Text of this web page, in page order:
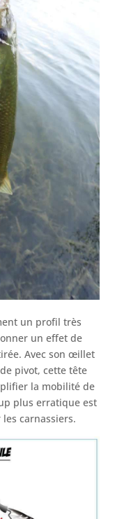
un profil très
un effet de
Avec son œillet
pivot, cette tête
la mobilité de
plus erratique est
carnassiers.